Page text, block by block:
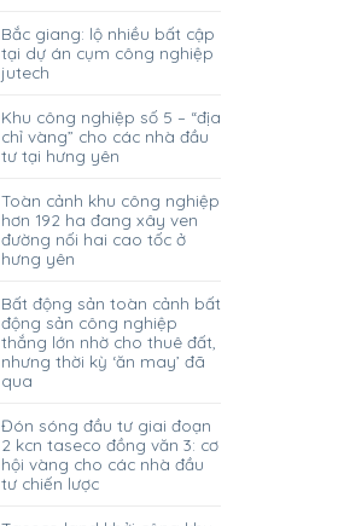
bắc giang: lộ nhiều bất cập
tại dự án cụm công nghiệp
jutech
khu công nghiệp số 5 – “địa
chỉ vàng” cho các nhà đầu
tư tại hưng yên
toàn cảnh khu công nghiệp
hơn 192 ha đang xây ven
đường nối hai cao tốc ở
hưng yên
bất động sản toàn cảnh bất
động sản công nghiệp
thắng lớn nhờ cho thuê đất,
nhưng thời kỳ ‘ăn may’ đã
qua
đón sóng đầu tư giai đoạn
2 kcn taseco đồng văn 3: cơ
hội vàng cho các nhà đầu
tư chiến lược